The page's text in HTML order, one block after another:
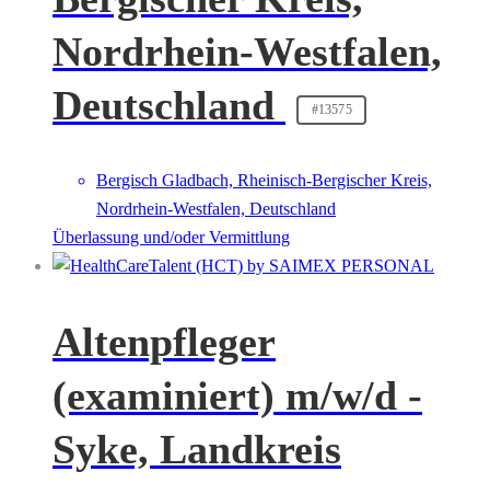
Nordrhein-Westfalen,
Deutschland
#13575
Bergisch Gladbach, Rheinisch-Bergischer Kreis,
Nordrhein-Westfalen, Deutschland
Überlassung und/oder Vermittlung
Altenpfleger
(examiniert) m/w/d -
Syke, Landkreis